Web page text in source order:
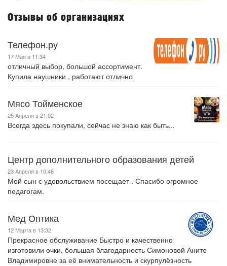
Отзывы об организациях
Телефон.ру
17 Мая в 11:34
отличный выбор, большой ассортимент.
Купила наушники , работают отлично
Мясо Тойменское
25 Апреля в 21:02
Всегда здесь покупали, сейчас не знаю как быть...
Центр дополнительного образования детей
23 Апреля в 10:46
Мой сын с удовольствием посещает . Спасибо огромное
педагогам.
Мед Оптика
12 Марта в 13:32
Прекрасное обслуживание Быстро и качественно
изготовили очки, большая благодарность Симоновой Аните
Владимировне за её внимательность и скурпулёзность